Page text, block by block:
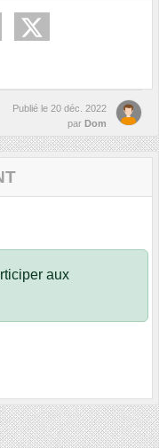
Publié le 20 déc. 2022
par Dom
aux